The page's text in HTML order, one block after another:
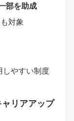
部を助成
対象
しやすい制度
リアアップ